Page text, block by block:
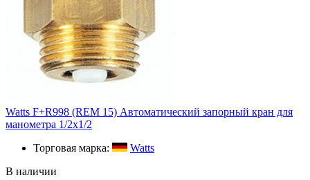
Watts F+R998 (REM 15) Автоматический запорный кран для
манометра 1/2х1/2
Торговая марка:
Watts
В наличии